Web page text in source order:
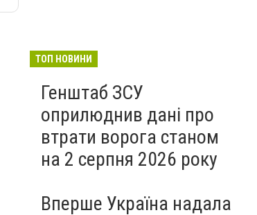
ТОП НОВИНИ
Генштаб ЗСУ
оприлюднив дані про
втрати ворога станом
на 2 серпня 2026 року
Вперше Україна надала